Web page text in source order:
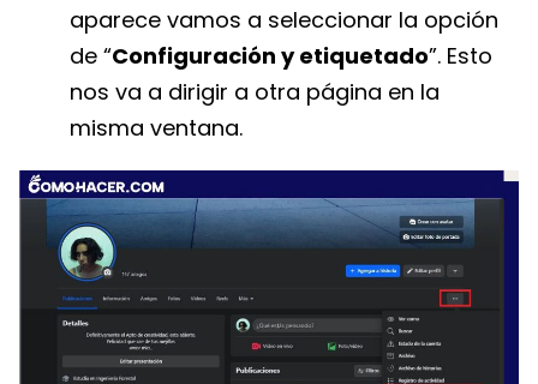
aparece vamos a seleccionar la opción
de “Configuración y etiquetado”. Esto
nos va a dirigir a otra página en la
misma ventana.